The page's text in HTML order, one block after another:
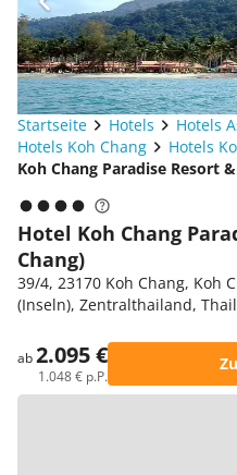
Startseite Hotels Hotels
Hotels Koh Chang
Hotels
Koh Chang Paradise Resort
Hotel Koh Chang
Chang)
39/4, 23170 Koh Chang, Koh
(Inseln), Zentralthailand,
ab2.095 €
1.048 € p.P.